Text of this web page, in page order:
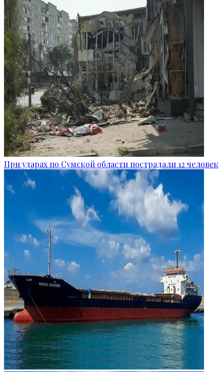
При ударах по Сумской области пострадали 12 человек